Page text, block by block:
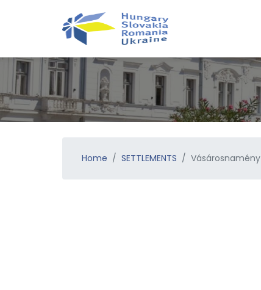
Home SETTLEMENTS Vásárosnamény